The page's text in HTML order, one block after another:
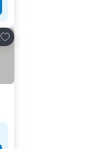
Føj til favoritter